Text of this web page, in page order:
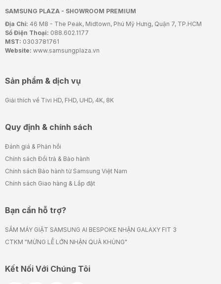
SAMSUNG PLAZA - SHOWROOM PREMIUM
Địa Chỉ: 46 M8 - The Peak, Midtown, Phú Mỹ Hưng, Quận 7, TP.HCM
Số Điện Thoại: 088.602.1177
MST: 0303781761
Website: www.samsungplaza.vn
Sản phẩm & dịch vụ
Giải thích về Tivi HD, FHD, UHD, 4K, 8K
Quy định & chính sách
Đánh giá & Phản hồi
Chính sách Đổi trả & Bảo hành
Chính sách Bảo hành từ Samsung Việt Nam
Chính sách Giao hàng & Lắp đặt
Bạn cần hỗ trợ?
SẮM MÁY GIẶT SAMSUNG AI BESPOKE NHẬN GALAXY FIT 3
CTKM "MỪNG LỄ LỚN NHẬN QUÀ KHỦNG"
Kết Nối Với Chúng Tôi